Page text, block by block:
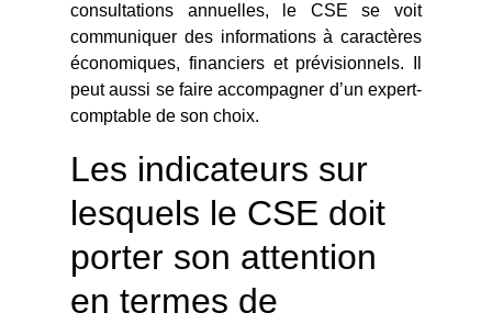
consultations annuelles, le CSE se voit
communiquer des informations à caractères
économiques, financiers et prévisionnels. Il
peut aussi se faire accompagner d’un expert-
comptable de son choix.
Les indicateurs sur
lesquels le CSE doit
porter son attention
en termes de